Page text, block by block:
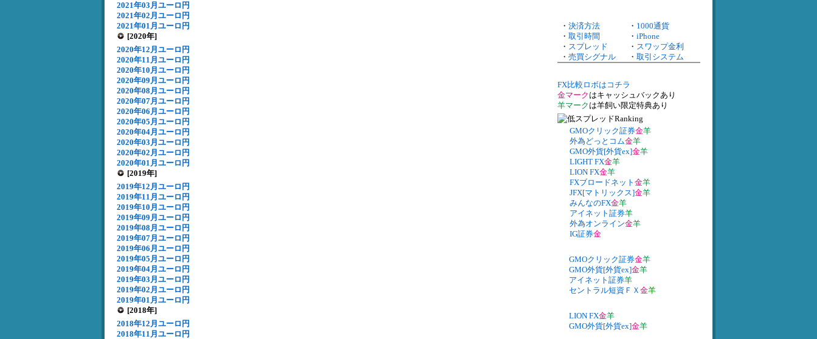
2021年03月ユーロ円
2021年02月ユーロ円
2021年01月ユーロ円
[2020年]
2020年12月ユーロ円
2020年11月ユーロ円
2020年10月ユーロ円
2020年09月ユーロ円
2020年08月ユーロ円
2020年07月ユーロ円
2020年06月ユーロ円
2020年05月ユーロ円
2020年04月ユーロ円
2020年03月ユーロ円
2020年02月ユーロ円
2020年01月ユーロ円
[2019年]
2019年12月ユーロ円
2019年11月ユーロ円
2019年10月ユーロ円
2019年09月ユーロ円
2019年08月ユーロ円
2019年07月ユーロ円
2019年06月ユーロ円
2019年05月ユーロ円
2019年04月ユーロ円
2019年03月ユーロ円
2019年02月ユーロ円
2019年01月ユーロ円
[2018年]
2018年12月ユーロ円
2018年11月ユーロ円
・ 決済方法 ・ 1000通貨
・ 取引時間 ・ iPhone
・ スプレッド ・ スワップ金利
・ 売買シグナル ・ 取引システム
FX比較ロボはコチラ
金マーク はキャッシュバックあり
羊マーク は羊飼い限定特典あり
GMOクリック証券金羊
外為どっとコム金羊
GMO外貨[外貨ex]金羊
LIGHT FX金羊
LION FX金羊
FXブロードネット 金羊
JFX[マトリックス]金羊
みんなのFX金羊
アイネット証券羊
外為オンライン金羊
IG証券金
GMOクリック証券金羊
GMO外貨[外貨ex]金羊
アイネット証券羊
セントラル短資ＦＸ 金羊
LION FX金羊
GMO外貨[外貨ex]金羊